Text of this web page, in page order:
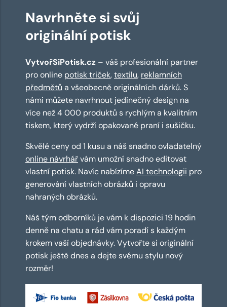
Navrhněte si svůj
originální potisk
VytvořSiPotisk.cz – váš profesionální partner
pro online potisk triček,textilu, reklamních
předmětů a všeobecně originálních dárků. S
námi můžete navrhnout jedinečný design na
více než 4 000 produktů s rychlým a kvalitním
tiskem, který vydrží opakované praní i sušičku.
Skvělé ceny od 1 kusu a náš snadno ovladatelný
online návrhářvám umožní snadno editovat
vlastní potisk. Navíc nabízímeAI technologii pro
generování vlastních obrázků i opravu
nahraných obrázků.
Náš tým odborníků je vám k dispozici 19 hodin
denně na chatu a rád vám poradí s každým
krokem vaší objednávky. Vytvořte si originální
potisk ještě dnes a dejte svému stylu nový
rozměr!